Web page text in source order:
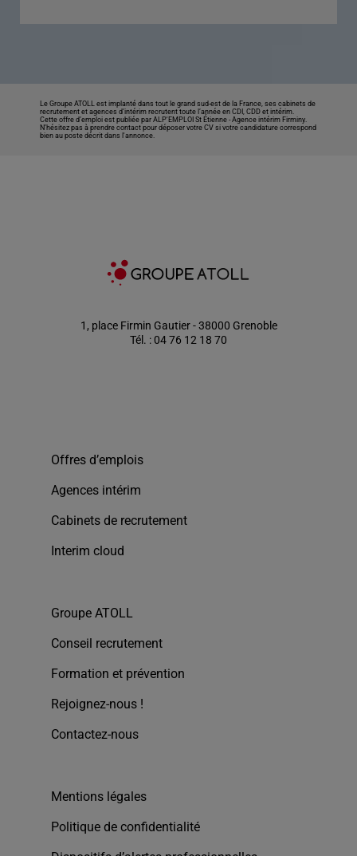
Le Groupe ATOLL est implanté dans tout le grand sud-est de la France, ses cabinets de
recrutement et agences d’intérim recrutent toute l’année en CDI, CDD et intérim.
Cette offre d’emploi est publiée par ALP'EMPLOI St Étienne -Agence intérim Firminy.
N’hésitez pas à prendre contact pour déposer votre CV si votre candidature correspond
bien au poste décrit dans l'annonce.
1, place Firmin Gautier - 38000 Grenoble
Tél. : 04 76 12 18 70
Offres d’emplois
Agences intérim
Cabinets de recrutement
Interim cloud
Groupe ATOLL
Conseil recrutement
Formation et prévention
Rejoignez-nous !
Contactez-nous
Mentions légales
Politique de confidentialité